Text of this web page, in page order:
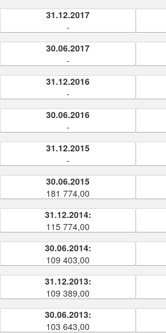
31.12.2017
-
30.06.2017
-
31.12.2016
-
30.06.2016
-
31.12.2015
-
30.06.2015
181 774,00
31.12.2014:
115 774,00
30.06.2014:
109 403,00
31.12.2013:
109 389,00
30.06.2013:
103 643,00